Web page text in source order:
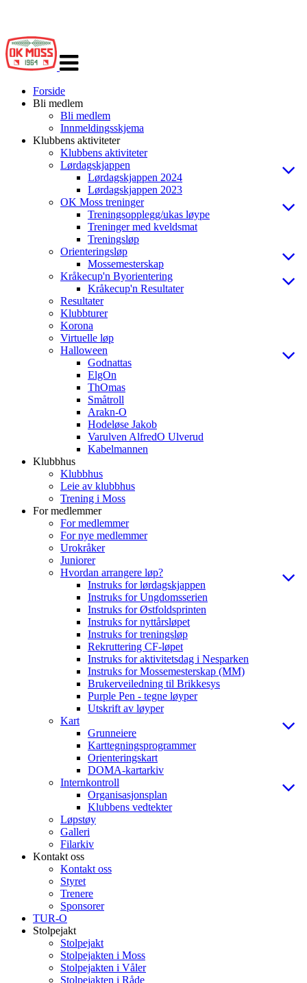
navigasjon
Forside
Bli medlem
Bli medlem
Innmeldingsskjema
Klubbens aktiviteter
Klubbens aktiviteter
Lørdagskjappen
Lørdagskjappen 2024
Lørdagskjappen 2023
OK Moss treninger
Treningsopplegg/ukas løype
Treninger med kveldsmat
Treningsløp
Orienteringsløp
Mossemesterskap
Kråkecup'n Byorientering
Kråkecup'n Resultater
Resultater
Klubbturer
Korona
Virtuelle løp
Halloween
Godnattas
ElgOn
ThOmas
Småtroll
Arakn-O
Hodeløse Jakob
Varulven AlfredO Ulverud
Kabelmannen
Klubbhus
Klubbhus
Leie av klubbhus
Trening i Moss
For medlemmer
For medlemmer
For nye medlemmer
Urokråker
Juniorer
Hvordan arrangere løp?
Instruks for lørdagskjappen
Instruks for Ungdomsserien
Instruks for Østfoldsprinten
Instruks for nyttårsløpet
Instruks for treningsløp
Rekruttering CF-løpet
Instruks for aktivitetsdag i Nesparken
Instruks for Mossemesterskap (MM)
Brukerveiledning til Brikkesys
Purple Pen - tegne løyper
Utskrift av løyper
Kart
Grunneiere
Karttegningsprogrammer
Orienteringskart
DOMA-kartarkiv
Internkontroll
Organisasjonsplan
Klubbens vedtekter
Løpstøy
Galleri
Filarkiv
Kontakt oss
Kontakt oss
Styret
Trenere
Sponsorer
TUR-O
Stolpejakt
Stolpejakt
Stolpejakten i Moss
Stolpejakten i Våler
Stolpejakten i Råde